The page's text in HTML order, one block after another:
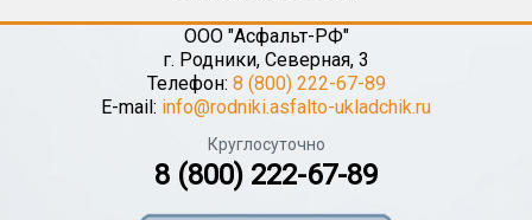
ООО "Асфальт-РФ"
г. Родники, Северная, 3
Телефон: 8 (800) 222-67-89
E-mail: info@rodniki.asfalto-ukladchik.ru
Круглосуточно
8 (800) 222-67-89